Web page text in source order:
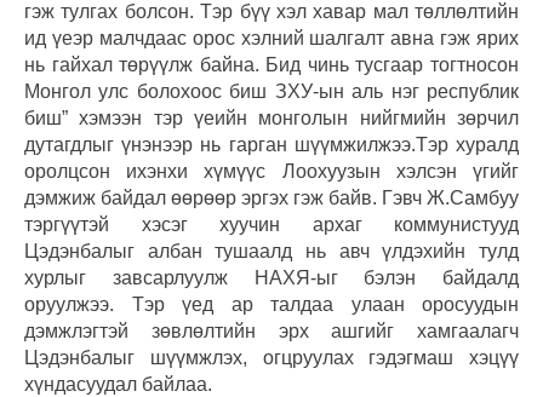
гэж тулгах болсон. Тэр бүү хэл хавар мал төллөлтийн
ид үеэр малчдаас орос хэлний шалгалт авна гэж ярих
нь гайхал төрүүлж байна. Бид чинь тусгаар тогтносон
Монгол улс болохоос биш ЗХУ-ын аль нэг республик
биш” хэмээн тэр үеийн монголын нийгмийн зөрчил
дутагдлыг үнэнээр нь гарган шүүмжилжээ.Тэр хуралд
оролцсон ихэнхи хүмүүс Лоохуузын хэлсэн үгийг
дэмжиж байдал өөрөөр эргэх гэж байв. Гэвч Ж.Самбуу
тэргүүтэй хэсэг хуучин архаг коммунистууд
Цэдэнбалыг албан тушаалд нь авч үлдэхийн тулд
хурлыг завсарлуулж НАХЯ-ыг бэлэн байдалд
оруулжээ. Тэр үед ар талдаа улаан оросуудын
дэмжлэгтэй зөвлөлтийн эрх ашгийг хамгаалагч
Цэдэнбалыг шүүмжлэх, огцруулах гэдэгмаш хэцүү
хүндасуудал байлаа.